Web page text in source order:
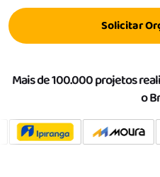
Solicitar
Mais de 100.000 projetos
o